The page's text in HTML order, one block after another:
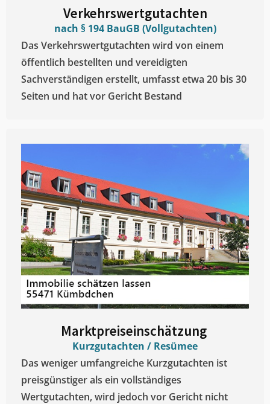
Verkehrswertgutachten
nach § 194 BauGB (Vollgutachten)
Das Verkehrswertgutachten wird von einem
öffentlich bestellten und vereidigten
Sachverständigen erstellt, umfasst etwa 20 bis 30
Seiten und hat vor Gericht Bestand
Marktpreiseinschätzung ​
Kurzgutachten / Resümee
Das weniger umfangreiche Kurzgutachten ist
preisgünstiger als ein vollständiges
Wertgutachten, wird jedoch vor Gericht nicht